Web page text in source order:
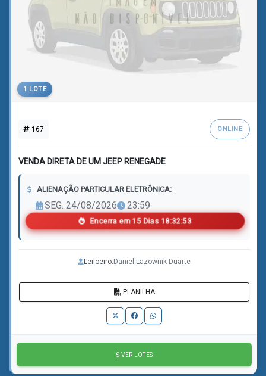
1 LOTE
167 ONLINE
VENDA DIRETA DE UM JEEP RENEGADE
ALIENAÇÃO PARTICULAR ELETRÔNICA:
SEG. 24/08/2026 23:59
Encerra em 15 Dias 18:32:51
Leiloeiro: Daniel Lazownik Duarte
PLANILHA
VER LOTES